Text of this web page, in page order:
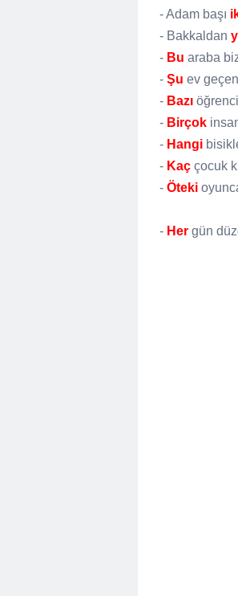
- Adam başı
- Bakkaldan
- Bu araba
- Şu ev geçen
- Bazı
- Birçok
- Hangi
- Kaç çocuk
- Öteki
- Her gün